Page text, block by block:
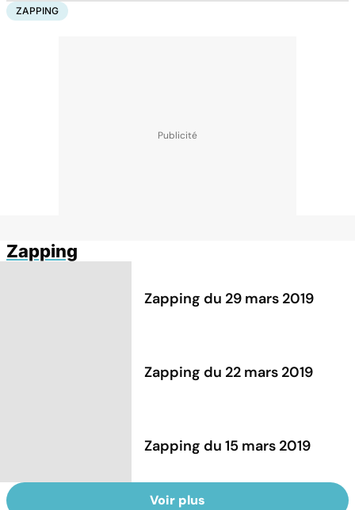
ZAPPING
Zapping
Zapping du 29 mars 2019
Zapping du 22 mars 2019
Zapping du 15 mars 2019
Voir plus